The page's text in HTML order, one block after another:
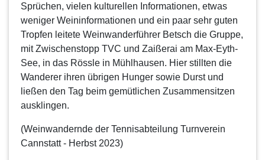
Sprüchen, vielen kulturellen Informationen, etwas
weniger Weininformationen und ein paar sehr guten
Tropfen leitete Weinwanderführer Betsch die Gruppe,
mit Zwischenstopp TVC und Zaißerai am Max-Eyth-
See, in das Rössle in Mühlhausen. Hier stillten die
Wanderer ihren übrigen Hunger sowie Durst und
ließen den Tag beim gemütlichen Zusammensitzen
ausklingen.
(Weinwandernde der Tennisabteilung Turnverein
Cannstatt - Herbst 2023)